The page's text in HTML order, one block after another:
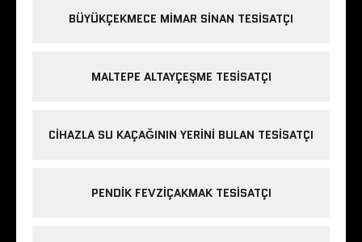
BÜYÜKÇEKMECE MIMAR SINAN TESISATÇI
MALTEPE ALTAYÇEŞME TESISATÇI
CIHAZLA SU KAÇAĞININ YERINI BULAN TESISATÇI
PENDIK FEVZIÇAKMAK TESISATÇI